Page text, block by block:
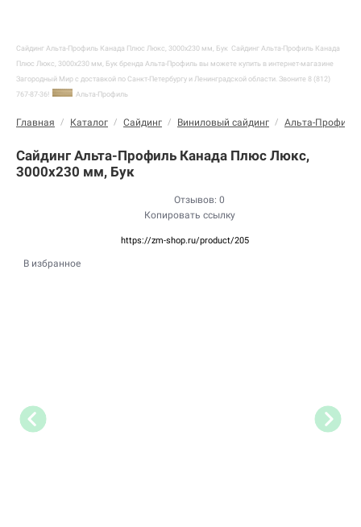
Сайдинг Альта-Профиль Канада Плюс Люкс, 3000х230 мм, Бук Сайдинг Альта-Профиль Канада
Плюс Люкс, 3000х230 мм, Бук бренда Альта-Профиль вы можете купить в интернет-магазине
Загородный Мир с доставкой по Санкт-Петербургу и Ленинградской области. Звоните 8 (812)
767-87-36!
Альта-Профиль
Главная / Каталог / Сайдинг / Виниловый сайдинг / Альта-Профиль
Сайдинг Альта-Профиль Канада Плюс Люкс,
3000х230 мм, Бук
Отзывов: 0
Копировать ссылку
https://zm-shop.ru/product/205
В избранное